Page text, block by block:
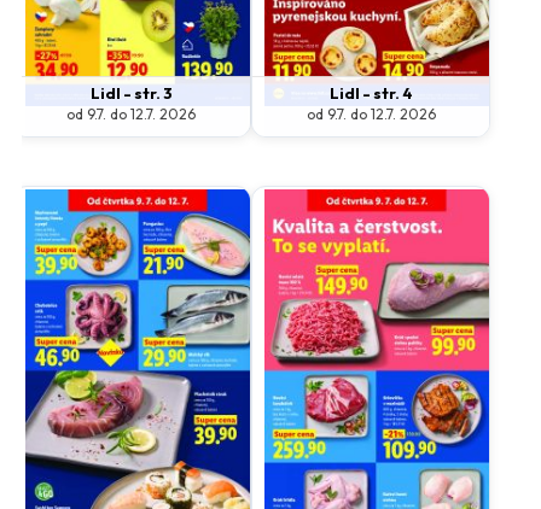
Lidl - str. 3
od 9.7. do 12.7. 2026
Lidl - str. 4
od 9.7. do 12.7. 2026